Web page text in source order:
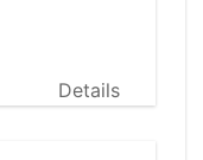
Details